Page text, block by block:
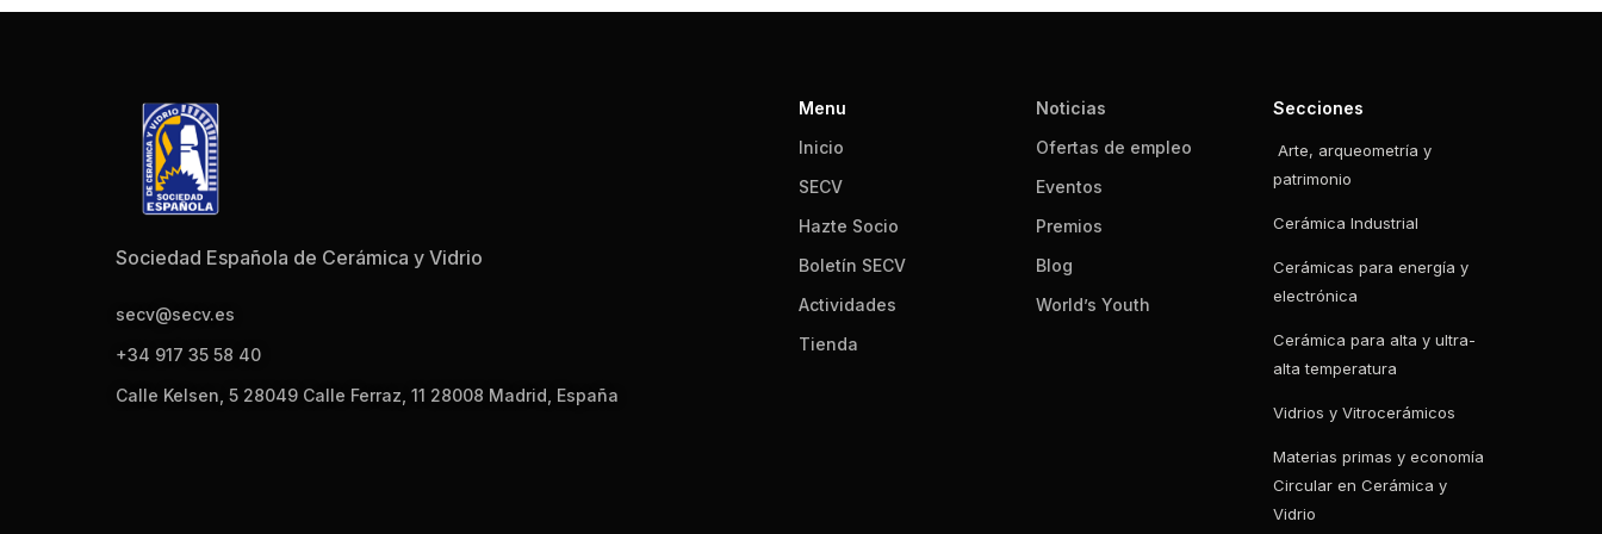
Sociedad Española de Cerámica y Vidrio
secv@secv.es
+34 917 35 58 40
Calle Kelsen, 5 28049 Calle Ferraz, 11 28008 Madrid, España
Menu
Inicio
SECV
Hazte Socio
Boletín SECV
Actividades
Tienda
Noticias
Ofertas de empleo
Eventos
Premios
Blog
World’s Youth
Secciones
Arte, arqueometría y
patrimonio
Cerámica Industrial
Cerámicas para energía y
electrónica
Cerámica para alta y ultra-
alta temperatura
Vidrios y Vitrocerámicos
Materias primas y economía
Circular en Cerámica y
Vidrio